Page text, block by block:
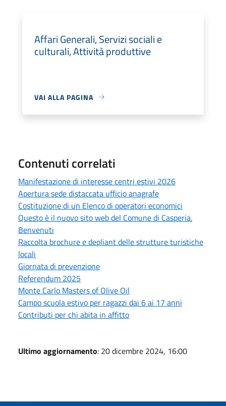
Affari Generali, Servizi sociali e
culturali, Attività produttive
VAI ALLA PAGINA
Contenuti correlati
Manifestazione di interesse centri estivi 2026
Apertura sede distaccata ufficio anagrafe
Costituzione di un Elenco di operatori economici
Questo è il nuovo sito web del Comune di Casperia.
Benvenuti
Raccolta brochure e depliant delle strutture turistiche
locali
Giornata di prevenzione
Referendum 2025
Monte Carlo Masters of Olive Oil
Campo scuola estivo per ragazzi dai 6 ai 17 anni
Contributi per chi abita in affitto
Ultimo aggiornamento: 20 dicembre 2024, 16:00